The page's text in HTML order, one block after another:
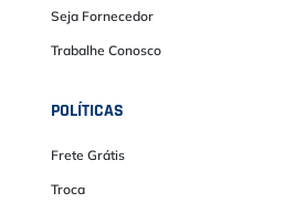
Seja Fornecedor
Trabalhe Conosco
POLÍTICAS
Frete Grátis
Troca